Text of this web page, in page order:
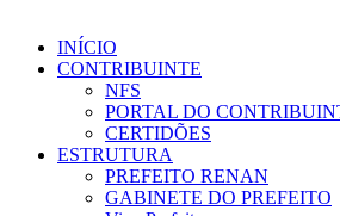
INÍCIO
CONTRIBUINTE
NFS
PORTAL DO
CERTIDÕES
ESTRUTURA
PREFEITO RENAN
GABINETE DO PREFEITO